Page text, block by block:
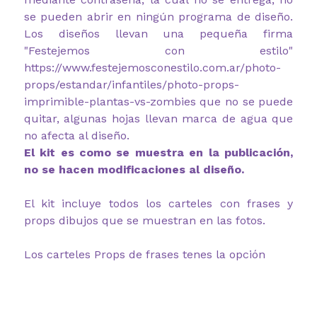
se pueden abrir en ningún programa de diseño.
Los diseños llevan una pequeña firma
"Festejemos con estilo"
https://www.festejemosconestilo.com.ar/photo-
props/estandar/infantiles/photo-props-
imprimible-plantas-vs-zombies que no se puede
quitar, algunas hojas llevan marca de agua que
no afecta al diseño.
El kit es como se muestra en la publicación,
no se hacen modificaciones al diseño.
El kit incluye todos los carteles con frases y
props dibujos que se muestran en las fotos.
Los carteles Props de frases tenes la opción